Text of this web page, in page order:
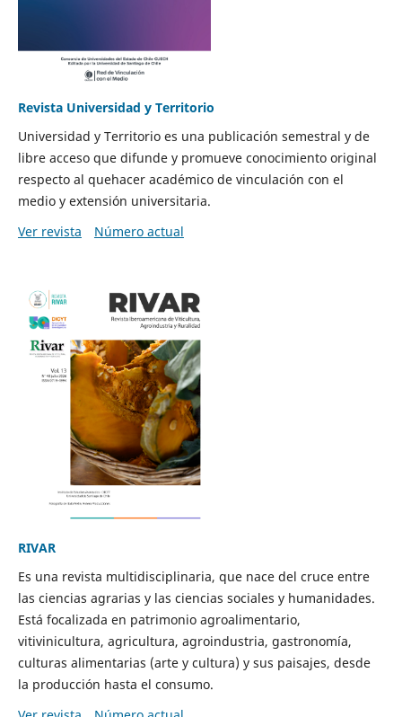
Revista Universidad y Territorio
Universidad y Territorio es una publicación semestral y de
libre acceso que difunde y promueve conocimiento original
respecto al quehacer académico de vinculación con el
medio y extensión universitaria.
Ver revista
Número actual
RIVAR
Es una revista multidisciplinaria, que nace del cruce entre
las ciencias agrarias y las ciencias sociales y humanidades.
Está focalizada en patrimonio agroalimentario,
vitivinicultura, agricultura, agroindustria, gastronomía,
culturas alimentarias (arte y cultura) y sus paisajes, desde
la producción hasta el consumo.